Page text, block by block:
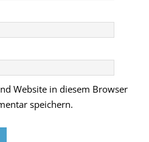
Website in diesem Browser
speichern.